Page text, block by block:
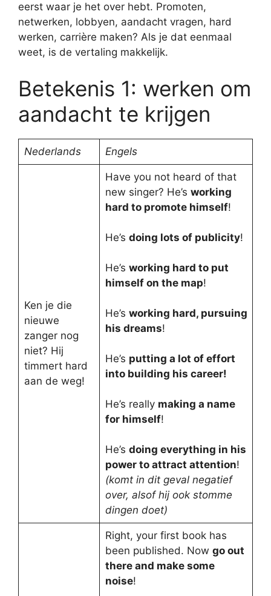
eerst waar je het over hebt. Promoten,
netwerken, lobbyen, aandacht vragen, hard
werken, carrière maken? Als je dat eenmaal
weet, is de vertaling makkelijk.
Betekenis 1: werken om
aandacht te krijgen
Nederlands Engels
Ken je die
nieuwe
zanger nog
niet? Hij
timmert hard
aan de weg!
Have you not heard of that
new singer? He’s working
hard to promote himself!
He’s doing lots of publicity!
He’s working hard to put
himself on the map!
He’s working hard, pursuing
his dreams!
He’s putting a lot of effort
into building his career!
He’s really making a name
for himself!
He’s doing everything in his
power to attract attention!
(komt in dit geval negatief
over, alsof hij ook stomme
dingen doet)
Right, your first book has
been published. Now go out
there and make some
noise!